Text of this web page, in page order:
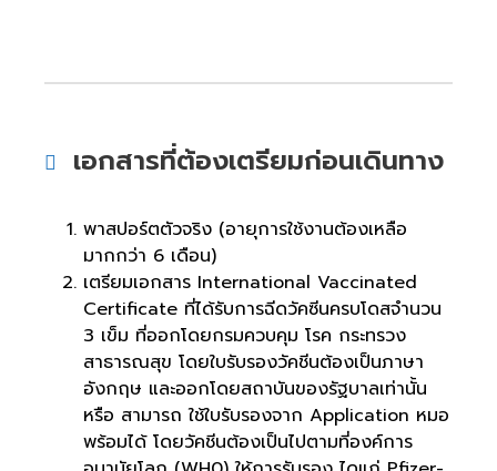
เอกสารที่ต้องเตรียมก่อนเดินทาง
พาสปอร์ตตัวจริง (อายุการใช้งานต้องเหลือ
มากกว่า 6 เดือน)
เตรียมเอกสาร International Vaccinated
Certificate ที่ได้รับการฉีดวัคซีนครบโดสจำนวน
3 เข็ม ที่ออกโดยกรมควบคุม โรค กระทรวง
สาธารณสุข โดยใบรับรองวัคชีนต้องเป็นภาษา
อังกฤษ และออกโดยสถาบันของรัฐบาลเท่านั้น
หรือ สามารถ ใช้ใบรับรองจาก Application หมอ
พร้อมได้ โดยวัคชีนต้องเป็นไปตามที่องค์การ